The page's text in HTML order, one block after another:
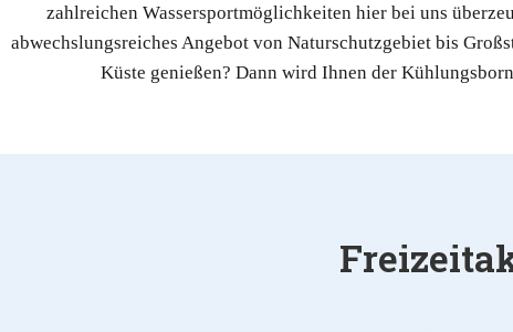
zahlreichen Wassersportmöglichkeiten hier bei uns
abwechslungsreiches Angebot von Naturschutzgebiet bis
Küste genießen? Dann wird Ihnen der